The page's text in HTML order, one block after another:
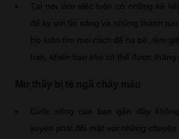
Tại nơi làm việc luôn có những kẻ
đố kỵ với tài năng và những thành tựu
Họ luôn tìm mọi cách để hạ bệ, làm
bạn, khiến bạn khó có thể được thăng
Cuộc sống của bạn gần đây
xuyên phải đối mặt với những chuyện